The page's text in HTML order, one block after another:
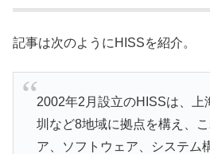
記事は次のようにHISSを紹介。
2002年2月設立のHISSは、上
圳など8地域に拠点を構え、
ア、ソフトウェア、システム